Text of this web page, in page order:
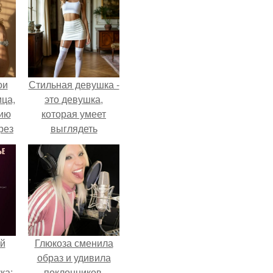
Стильная девушка -
это девушка,
которая умеет
выглядеть
привлекательно и
элегантно в любои
ситуации.
Глюкоза сменила
образ и удивила